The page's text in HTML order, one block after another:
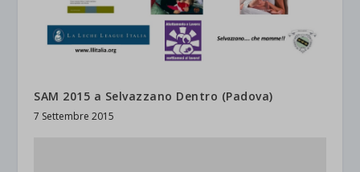
SAM 2015 a Selvazzano Dentro (Padova)
7 Settembre 2015